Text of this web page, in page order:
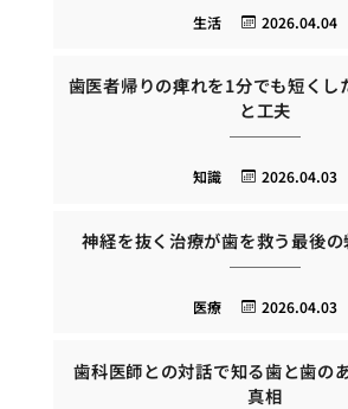
2026.04.04
生活
歯医者帰りの痺れを1分でも短くし
と工夫
2026.04.03
知識
神経を抜く治療が歯を救う最後
2026.04.03
医療
歯科医師との対話で知る歯と歯の
真相